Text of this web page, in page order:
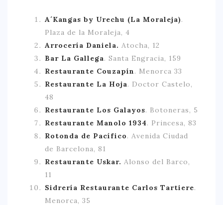
A´Kangas by Urechu (La Moraleja).
Plaza de la Moraleja, 4
Arrocería Daniela. Atocha, 12
Bar La Gallega. Santa Engracia, 159
Restaurante Couzapín. Menorca 33
Restaurante La Hoja. Doctor Castelo,
48
Restaurante Los Galayos. Botoneras, 5
Restaurante Manolo 1934. Princesa, 83
Rotonda de Pacífico. Avenida Ciudad
de Barcelona, 81
Restaurante Uskar. Alonso del Barco,
11
Sidrería Restaurante Carlos Tartiere.
Menorca, 35